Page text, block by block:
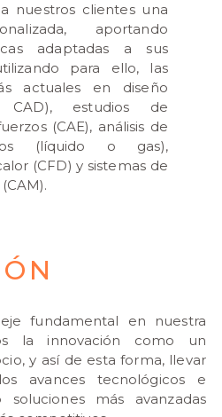
nuestros clientes una
aportando
adaptadas a sus
para ello, las
actuales en diseño
CAD), estudios de
(CAE), análisis de
(líquido o gas),
(CFD) y sistemas de
fundamental en nuestra
la innovación como un
y así de esta forma, llevar
avances tecnológicos e
más avanzadas